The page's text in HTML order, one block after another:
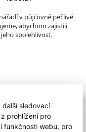
sledovací
prohlížení pro
funkčnosti webu, pro
v půjčovně pečlivě
abychom zajistili
jeho spolehlivost.